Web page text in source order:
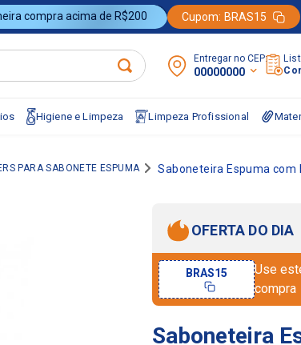
compra acima de R$200 Cupom: BRAS15
Entregar no CEP:
00000000
Higiene e Limpeza Limpeza Profissional
PARA SABONETE ESPUMA Saboneteira Espuma com
OFERTA DO DIA
Use
compra
BRAS15
Saboneteira